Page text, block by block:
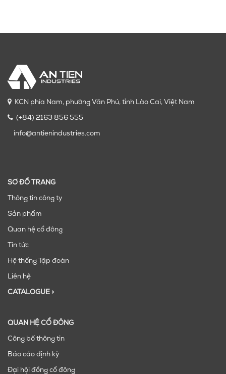
KCN phía Nam, phường Văn Phú, tỉnh Lào Cai, Việt Nam
(+84) 2163 856 555
info@antienindustries.com
SƠ ĐỒ TRANG
Thông tin công ty
Sản phẩm
Quan hệ cổ đông
Tin tức
Hệ thống Tập đoàn
Liên hệ
CATALOGUE >
QUAN HỆ CỔ ĐÔNG
Công bố thông tin
Báo cáo định kỳ
Đại hội đồng cổ đông